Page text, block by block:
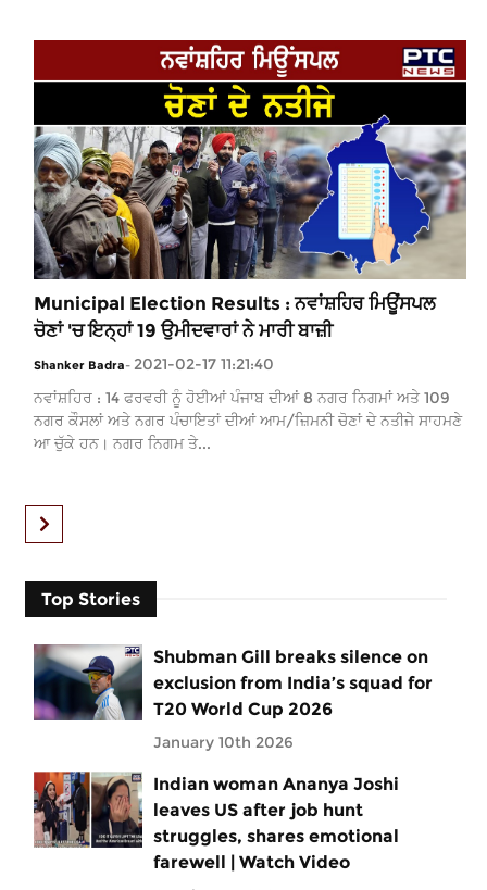
Municipal Election Results : ਨਵਾਂਸ਼ਹਿਰ ਮਿਊਂਸਪਲ
ਚੋਣਾਂ 'ਚ ਇਨ੍ਹਾਂ 19 ਉਮੀਦਵਾਰਾਂ ਨੇ ਮਾਰੀ ਬਾਜ਼ੀ
Shanker Badra- 2021-02-17 11:21:40
ਨਵਾਂਸ਼ਹਿਰ : 14 ਫਰਵਰੀ ਨੂੰ ਹੋਈਆਂ ਪੰਜਾਬ ਦੀਆਂ 8 ਨਗਰ ਨਿਗਮਾਂ ਅਤੇ 109
ਨਗਰ ਕੌਸਲਾਂ ਅਤੇ ਨਗਰ ਪੰਚਾਇਤਾਂ ਦੀਆਂ ਆਮ/ਜ਼ਿਮਨੀ ਚੋਣਾਂ ਦੇ ਨਤੀਜੇ ਸਾਹਮਣੇ
ਆ ਚੁੱਕੇ ਹਨ। ਨਗਰ ਨਿਗਮ ਤੇ...
Top Stories
Shubman Gill breaks silence on
exclusion from India’s squad for
T20 World Cup 2026
January 10th 2026
Indian woman Ananya Joshi
leaves US after job hunt
struggles, shares emotional
farewell | Watch Video